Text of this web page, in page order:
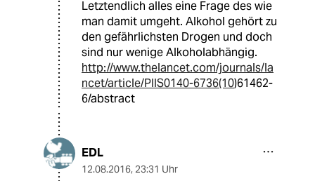
Letztendlich alles eine Frage des wie
man damit umgeht. Alkohol gehört zu
den gefährlichsten Drogen und doch
sind nur wenige Alkoholabhängig.
http://www.thelancet.com/journals/la
ncet/article/PIIS0140-6736(10)61462-
6/abstract
EDL
12.08.2016, 23:31 Uhr